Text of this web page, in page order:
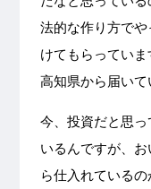
法的な作り方で
けてもらってい
高知県から届いて
今、投資だと思
いるんですが、
ら仕入れている